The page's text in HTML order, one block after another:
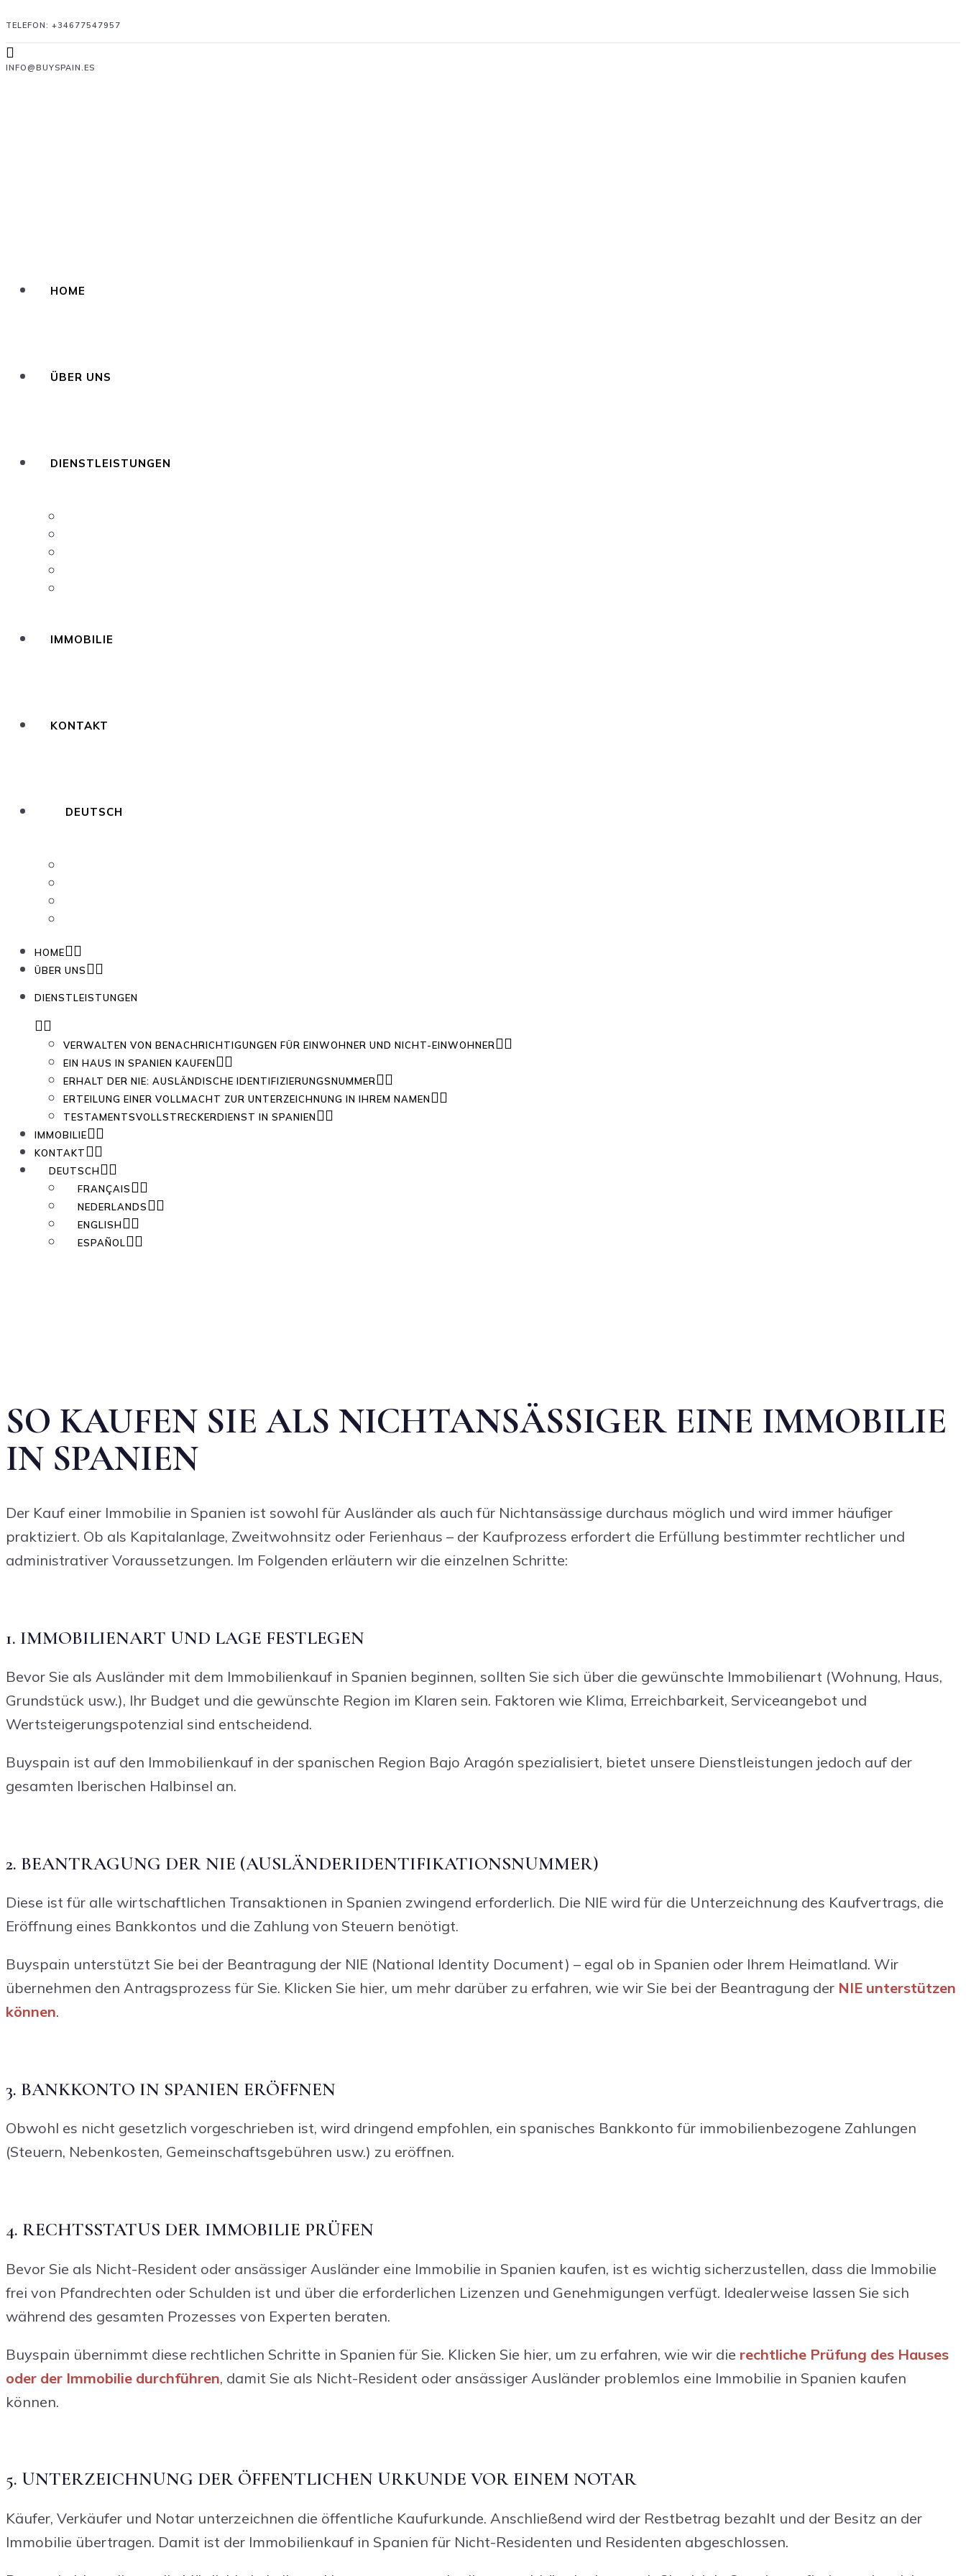
TELEFON: +34677547957
INFO@BUYSPAIN.ES
HOME
ÜBER UNS
DIENSTLEISTUNGEN
IMMOBILIE
KONTAKT
DEUTSCH
HOME
ÜBER UNS
DIENSTLEISTUNGEN
VERWALTEN VON BENACHRICHTIGUNGEN FÜR EINWOHNER UND NICHT-EINWOHNER
EIN HAUS IN SPANIEN KAUFEN
ERHALT DER NIE: AUSLÄNDISCHE IDENTIFIZIERUNGSNUMMER
ERTEILUNG EINER VOLLMACHT ZUR UNTERZEICHNUNG IN IHREM NAMEN
TESTAMENTSVOLLSTRECKERDIENST IN SPANIEN
IMMOBILIE
KONTAKT
DEUTSCH
FRANÇAIS
NEDERLANDS
ENGLISH
ESPAÑOL
SO KAUFEN SIE ALS NICHTANSÄSSIGER EINE IMMOBILIE
IN SPANIEN
Der Kauf einer Immobilie in Spanien ist sowohl für Ausländer als auch für Nichtansässige durchaus möglich und wird immer häufiger
praktiziert. Ob als Kapitalanlage, Zweitwohnsitz oder Ferienhaus – der Kaufprozess erfordert die Erfüllung bestimmter rechtlicher und
administrativer Voraussetzungen. Im Folgenden erläutern wir die einzelnen Schritte:
1. IMMOBILIENART UND LAGE FESTLEGEN
Bevor Sie als Ausländer mit dem Immobilienkauf in Spanien beginnen, sollten Sie sich über die gewünschte Immobilienart (Wohnung, Haus,
Grundstück usw.), Ihr Budget und die gewünschte Region im Klaren sein. Faktoren wie Klima, Erreichbarkeit, Serviceangebot und
Wertsteigerungspotenzial sind entscheidend.
Buyspain ist auf den Immobilienkauf in der spanischen Region Bajo Aragón spezialisiert, bietet unsere Dienstleistungen jedoch auf der
gesamten Iberischen Halbinsel an.
2. BEANTRAGUNG DER NIE (AUSLÄNDERIDENTIFIKATIONSNUMMER)
Diese ist für alle wirtschaftlichen Transaktionen in Spanien zwingend erforderlich. Die NIE wird für die Unterzeichnung des Kaufvertrags, die
Eröffnung eines Bankkontos und die Zahlung von Steuern benötigt.
Buyspain unterstützt Sie bei der Beantragung der NIE (National Identity Document) – egal ob in Spanien oder Ihrem Heimatland. Wir
übernehmen den Antragsprozess für Sie. Klicken Sie hier, um mehr darüber zu erfahren, wie wir Sie bei der Beantragung der NIE unterstützen
können.
3. BANKKONTO IN SPANIEN ERÖFFNEN
Obwohl es nicht gesetzlich vorgeschrieben ist, wird dringend empfohlen, ein spanisches Bankkonto für immobilienbezogene Zahlungen
(Steuern, Nebenkosten, Gemeinschaftsgebühren usw.) zu eröffnen.
4. RECHTSSTATUS DER IMMOBILIE PRÜFEN
Bevor Sie als Nicht-Resident oder ansässiger Ausländer eine Immobilie in Spanien kaufen, ist es wichtig sicherzustellen, dass die Immobilie
frei von Pfandrechten oder Schulden ist und über die erforderlichen Lizenzen und Genehmigungen verfügt. Idealerweise lassen Sie sich
während des gesamten Prozesses von Experten beraten.
Buyspain übernimmt diese rechtlichen Schritte in Spanien für Sie. Klicken Sie hier, um zu erfahren, wie wir die rechtliche Prüfung des Hauses
oder der Immobilie durchführen, damit Sie als Nicht-Resident oder ansässiger Ausländer problemlos eine Immobilie in Spanien kaufen
können.
5. UNTERZEICHNUNG DER ÖFFENTLICHEN URKUNDE VOR EINEM NOTAR
Käufer, Verkäufer und Notar unterzeichnen die öffentliche Kaufurkunde. Anschließend wird der Restbetrag bezahlt und der Besitz an der
Immobilie übertragen. Damit ist der Immobilienkauf in Spanien für Nicht-Residenten und Residenten abgeschlossen.